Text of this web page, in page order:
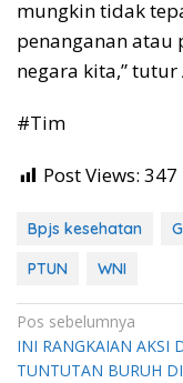
mungkin tidak
penanganan
negara kita,” tutur
#Tim
Post Views: 347
Bpjs kesehatan
PTUN
WNI
Navigasi
pos
Pos sebelumnya
INI RANGKAIAN AKSI
TUNTUTAN BURUH DI